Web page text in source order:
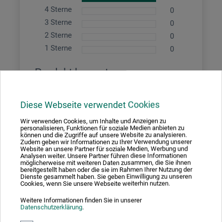
Diese Webseite verwendet Cookies
Wir verwenden Cookies, um Inhalte und Anzeigen zu
personalisieren, Funktionen für soziale Medien anbieten zu
können und die Zugriffe auf unsere Website zu analysieren.
Zudem geben wir Informationen zu Ihrer Verwendung unserer
Website an unsere Partner für soziale Medien, Werbung und
Analysen weiter. Unsere Partner führen diese Informationen
möglicherweise mit weiteren Daten zusammen, die Sie ihnen
bereitgestellt haben oder die sie im Rahmen Ihrer Nutzung der
Dienste gesammelt haben. Sie geben Einwilligung zu unseren
Cookies, wenn Sie unsere Webseite weiterhin nutzen.
Weitere Informationen finden Sie in unserer
Datenschutzerklärung.
4 Sterne
0
3 Sterne
0
2 Sterne
0
1 Sterne
0
Produkt bewerten
JETZT PRODUKT BEWERTEN
17.12.2024
super um Stempel zu schnitzen
Produkt: Factis Printbl. ca.9,5x12,65cm -